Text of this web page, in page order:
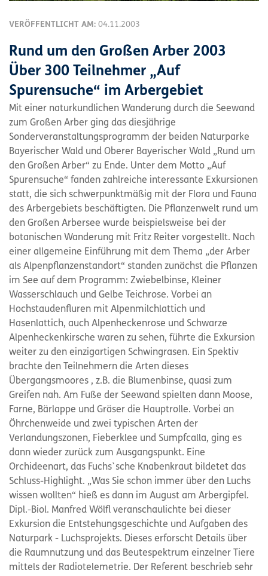
VERÖFFENTLICHT AM: 04.11.2003
Rund um den Großen Arber 2003
Über 300 Teilnehmer „Auf
Spurensuche“ im Arbergebiet
Mit einer naturkundlichen Wanderung durch die Seewand
zum Großen Arber ging das diesjährige
Sonderveranstaltungsprogramm der beiden Naturparke
Bayerischer Wald und Oberer Bayerischer Wald „Rund um
den Großen Arber“ zu Ende. Unter dem Motto „Auf
Spurensuche“ fanden zahlreiche interessante Exkursionen
statt, die sich schwerpunktmäßig mit der Flora und Fauna
des Arbergebiets beschäftigten. Die Pflanzenwelt rund um
den Großen Arbersee wurde beispielsweise bei der
botanischen Wanderung mit Fritz Reiter vorgestellt. Nach
einer allgemeine Einführung mit dem Thema „der Arber
als Alpenpflanzenstandort“ standen zunächst die Pflanzen
im See auf dem Programm: Zwiebelbinse, Kleiner
Wasserschlauch und Gelbe Teichrose. Vorbei an
Hochstaudenfluren mit Alpenmilchlattich und
Hasenlattich, auch Alpenheckenrose und Schwarze
Alpenheckenkirsche waren zu sehen, führte die Exkursion
weiter zu den einzigartigen Schwingrasen. Ein Spektiv
brachte den Teilnehmern die Arten dieses
Übergangsmoores , z.B. die Blumenbinse, quasi zum
Greifen nah. Am Fuße der Seewand spielten dann Moose,
Farne, Bärlappe und Gräser die Hauptrolle. Vorbei an
Öhrchenweide und zwei typischen Arten der
Verlandungszonen, Fieberklee und Sumpfcalla, ging es
dann wieder zurück zum Ausgangspunkt. Eine
Orchideenart, das Fuchs`sche Knabenkraut bildetet das
Schluss-Highlight. „Was Sie schon immer über den Luchs
wissen wollten“ hieß es dann im August am Arbergipfel.
Dipl.-Biol. Manfred Wölfl veranschaulichte bei dieser
Exkursion die Entstehungsgeschichte und Aufgaben des
Naturpark - Luchsprojekts. Dieses erforscht Details über
die Raumnutzung und das Beutespektrum einzelner Tiere
mittels der Radiotelemetrie. Der Referent beschrieb sehr